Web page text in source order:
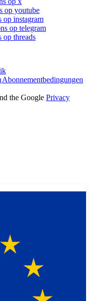
op youtube
op instagram
op telegram
op threads
Abonnementbedingungen
the Google Privacy